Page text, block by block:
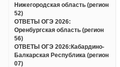
Нижегородская область (регион
52)
ОТВЕТЫ ОГЭ 2026:
Оренбургская область (регион
56)
ОТВЕТЫ ОГЭ 2026:Кабардино-
Балкарская Республика (регион
07)